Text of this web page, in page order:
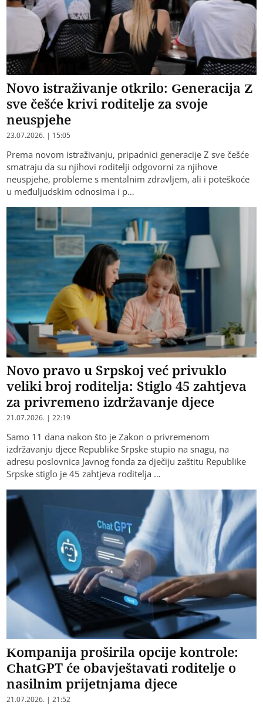
Novo istraživanje otkrilo: Generacija Z
sve češće krivi roditelje za svoje
neuspjehe
23.07.2026. | 15:05
Prema novom istraživanju, pripadnici generacije Z sve češće
smatraju da su njihovi roditelji odgovorni za njihove
neuspjehe, probleme s mentalnim zdravljem, ali i poteškoće
u međuljudskim odnosima i p…
Novo pravo u Srpskoj već privuklo
veliki broj roditelja: Stiglo 45 zahtjeva
za privremeno izdržavanje djece
21.07.2026. | 22:19
Samo 11 dana nakon što je Zakon o privremenom
izdržavanju djece Republike Srpske stupio na snagu, na
adresu poslovnica Javnog fonda za dječiju zaštitu Republike
Srpske stiglo je 45 zahtjeva roditelja …
Kompanija proširila opcije kontrole:
ChatGPT će obavještavati roditelje o
nasilnim prijetnjama djece
21.07.2026. | 21:52